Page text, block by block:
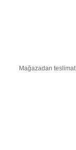
Mağazadan